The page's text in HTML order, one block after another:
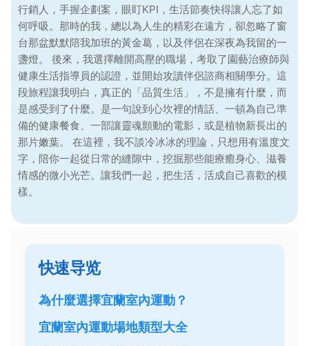
行銷人，手握企劃案，眼盯KPI，生活節奏快得讓人忘了如
何呼吸。那時的我，總以為人生的精彩在遠方，卻忽略了窗
台那盆默默陪我加班的黃金葛，以及伴侶在深夜為我留的一
盞燈。 後來，我選擇離開高壓的職場，考取了園藝治療師與
健康生活指導員的認證，並開始攻讀伴侶諮商相關學分。這
段旅程讓我明白，真正的「品質生活」，不是擁有什麼，而
是感受到了什麼。是一句說到心坎裡的情話、一頓為自己準
備的健康餐食、一部讓靈魂顫動的電影，或是植物新長出的
那片嫩葉。 在這裡，我不談冷冰冰的理論，只想用有溫度文
字，陪你一起從日常的縫隙中，挖掘那些能療癒身心、滋養
情感的微小光芒。讓我們一起，把生活，活成自己喜歡的模
樣。
快速导览
為什麼選擇宜蘭室內運動？
宜蘭室內運動場地類型大全